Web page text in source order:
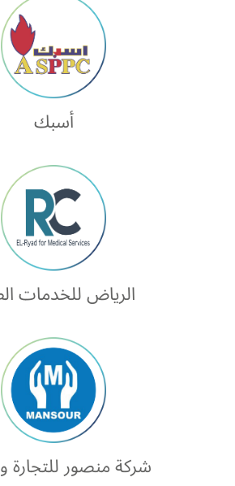
أسبك
الرياض للخدمات
شركة منصور للتجارة